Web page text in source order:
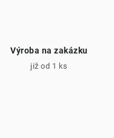
Výroba na zakázku
již od 1 ks